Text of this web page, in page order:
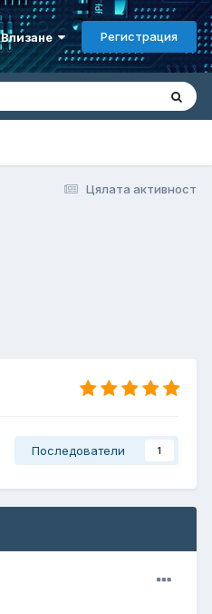
Влизане Регистрация
Цялата активност
Последователи 1